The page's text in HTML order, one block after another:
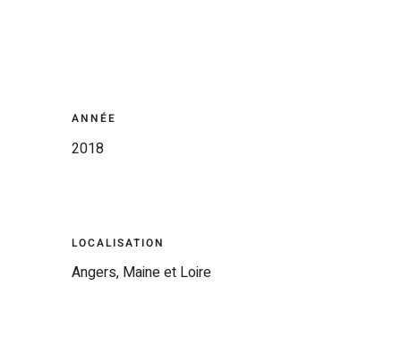
ANNÉE
2018
LOCALISATION
Angers, Maine et Loire